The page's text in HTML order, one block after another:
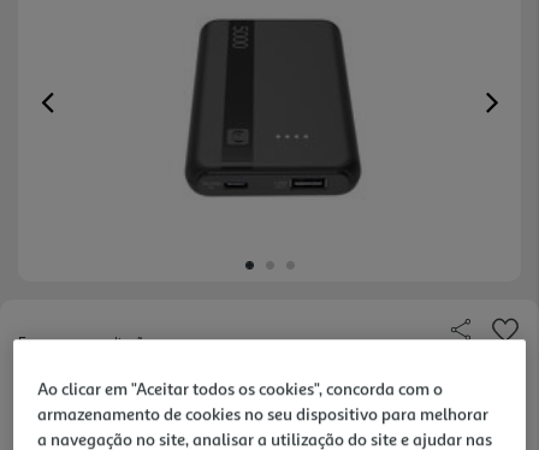
Previous
Faça a sua avaliação
Ao clicar em "Aceitar todos os cookies", concorda com o
armazenamento de cookies no seu dispositivo para melhorar
a navegação no site, analisar a utilização do site e ajudar nas